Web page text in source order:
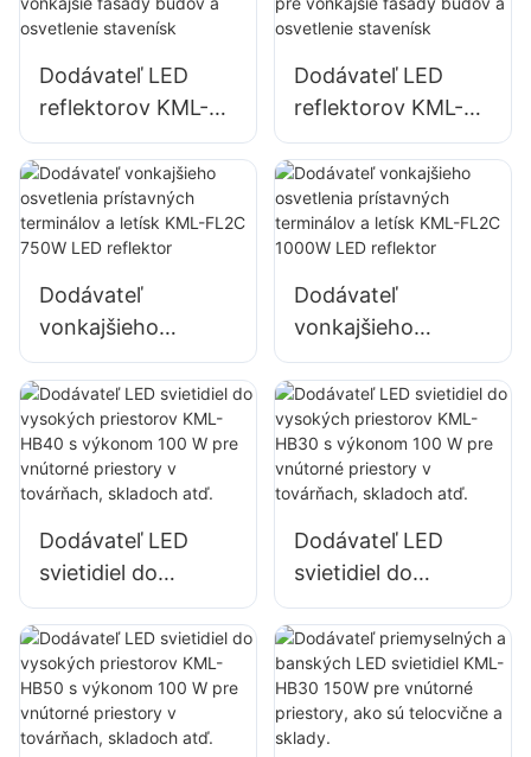
LED reflektor
LED reflektor
Dodávateľ LED
reflektorov KML-
FL2C 400W pre
vonkajšie fasády
budov a osvetlenie
stavenísk
Dodávateľ LED
reflektorov KML-
FL2C s výkonom
500 W pre
vonkajšie fasády
budov a osvetlenie
Dodávateľ
vonkajšieho
osvetlenia
prístavných
terminálov a letísk
KML-FL2C 750W
LED reflektor
Dodávateľ
vonkajšieho
osvetlenia
prístavných
terminálov a letísk
KML-FL2C 1000W
LED reflektor
Dodávateľ LED
svietidiel do
vysokých
priestorov KML-
HB40 s výkonom
100 W pre vnútorné
priestory v
Dodávateľ LED
svietidiel do
vysokých
priestorov KML-
HB30 s výkonom
100 W pre vnútorné
priestory v